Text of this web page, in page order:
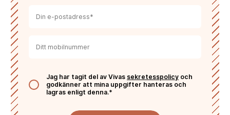
Jag har tagit del av Vivas sekretesspolicy och
godkänner att mina uppgifter hanteras och
lagras enligt denna.*